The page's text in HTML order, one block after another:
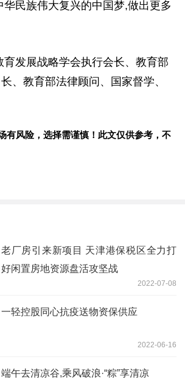
华民族伟大复兴的中国梦,做出更多
育发展战略学会执行会长、教育部
、教育部法律顾问、 国家督学、
有风险，选择需谨慎！此文仅供参考，不
老厂房引来新项目 天津港保税区全力打
好闲置房地资源盘活攻坚战
2022-07-08
一轻控股同心抗疫送物资保供应
2022-06-16
端午去清凉谷,乘风破浪·“粽”享清凉